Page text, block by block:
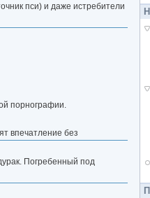
пси) и даже истребители
порнографии.
впечатление без
Погребенный под